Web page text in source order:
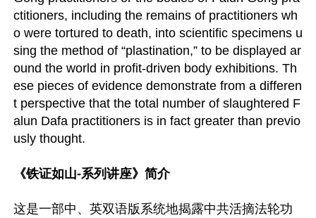
ctitioners, including the remains of practitioners wh
o were tortured to death, into scientific specimens u
sing the method of “plastination,” to be displayed ar
ound the world in profit-driven body exhibitions. Th
ese pieces of evidence demonstrate from a differen
t perspective that the total number of slaughtered F
alun Dafa practitioners is in fact greater than previo
usly thought.
《铁证如山-系列讲座》简介
这是一部中、英双语版系统地揭露中共活摘法轮功